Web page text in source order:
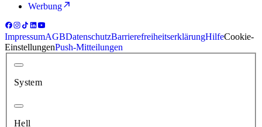
Werbung
ImpressumAGBDatenschutzBarrierefreiheitserklärungHilfeCookie-
EinstellungenPush-Mitteilungen
System
Hell